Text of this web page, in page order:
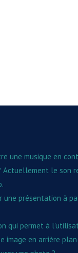
une musique en
le son
une présentation à
qui permet à
image en arrière